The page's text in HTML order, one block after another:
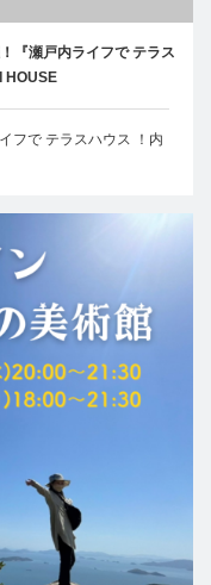
『瀬戸内ライフで テラス
HOUSE
フで テラスハウス ！内